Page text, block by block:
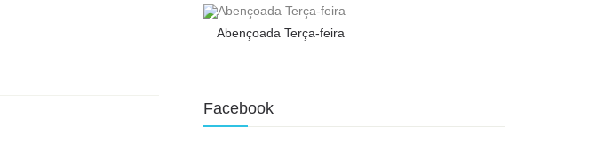
Abençoada Terça-feira
Facebook